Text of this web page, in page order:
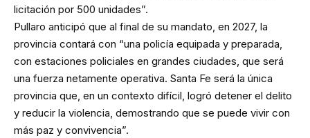
licitación por 500 unidades”.
Pullaro anticipó que al final de su mandato, en 2027, la
provincia contará con “una policía equipada y preparada,
con estaciones policiales en grandes ciudades, que será
una fuerza netamente operativa. Santa Fe será la única
provincia que, en un contexto difícil, logró detener el delito
y reducir la violencia, demostrando que se puede vivir con
más paz y convivencia”.